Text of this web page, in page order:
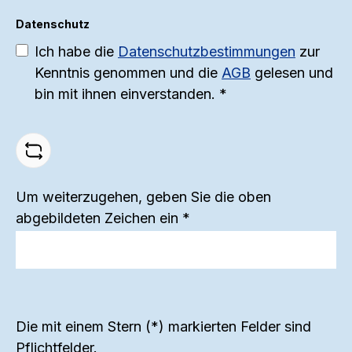
Feder für dynamische Schwingungen
und präzise Bewegungen Oberfläche:
Fein geschmiedet für eine griffige und
angenehme Haptik Größe:
Anforderungen Handarbeit: Jede
Kugel ist ein handgefertigtes Unikat,
Präzision Vorteile der Schwungkugel:
Unsere Schwungkugeln sind ideal für
federunterstützte Mechanismus fördert
die Feinmotorik und die
Datenschutz
Ich habe die Datenschutzbestimmungen zur
Kenntnis genommen und die AGB gelesen und
bin mit ihnen einverstanden. *
Um weiterzugehen, geben Sie die oben
abgebildeten Zeichen ein *
Die mit einem Stern (*) markierten Felder sind
Pflichtfelder.